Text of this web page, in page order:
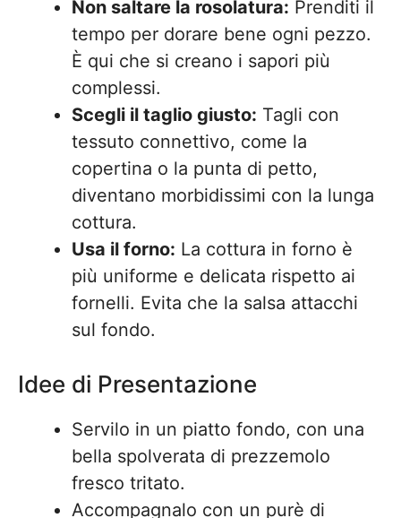
Non saltare la rosolatura: Prenditi il
tempo per dorare bene ogni pezzo.
È qui che si creano i sapori più
complessi.
Scegli il taglio giusto: Tagli con
tessuto connettivo, come la
copertina o la punta di petto,
diventano morbidissimi con la lunga
cottura.
Usa il forno: La cottura in forno è
più uniforme e delicata rispetto ai
fornelli. Evita che la salsa attacchi
sul fondo.
Idee di Presentazione
Servilo in un piatto fondo, con una
bella spolverata di prezzemolo
fresco tritato.
Accompagnalo con un purè di